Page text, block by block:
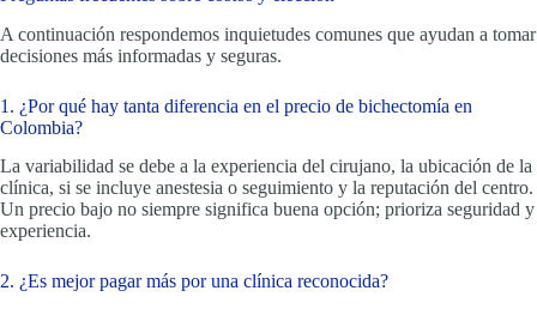
A continuación respondemos inquietudes comunes que ayudan a tomar
decisiones más informadas y seguras.
1. ¿Por qué hay tanta diferencia en el precio de bichectomía en
Colombia?
La variabilidad se debe a la experiencia del cirujano, la ubicación de la
clínica, si se incluye anestesia o seguimiento y la reputación del centro.
Un precio bajo no siempre significa buena opción; prioriza seguridad y
experiencia.
2. ¿Es mejor pagar más por una clínica reconocida?